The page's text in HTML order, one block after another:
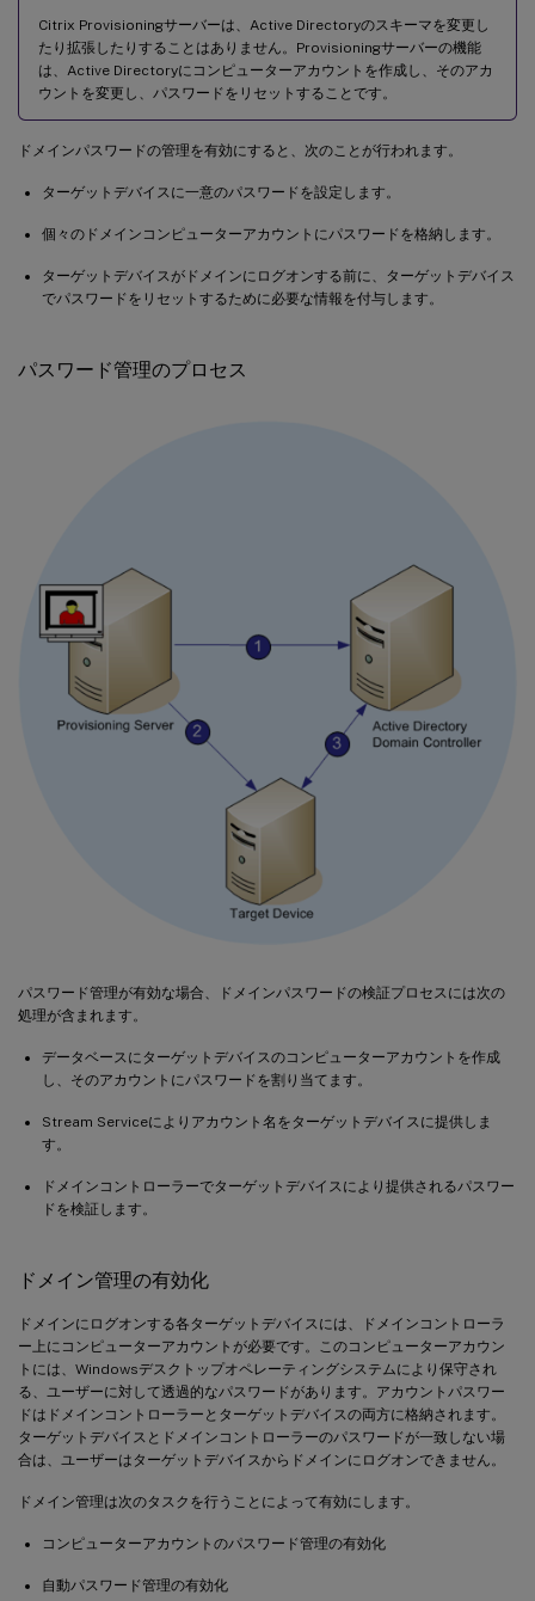
Citrix Provisioningサーバーは、Active Directoryのスキーマを変更し
たり拡張したりすることはありません。Provisioningサーバーの機能
は、Active Directoryにコンピューターアカウントを作成し、そのアカ
ウントを変更し、パスワードをリセットすることです。
ドメインパスワードの管理を有効にすると、次のことが行われます。
ターゲットデバイスに一意のパスワードを設定します。
個々のドメインコンピューターアカウントにパスワードを格納します。
ターゲットデバイスがドメインにログオンする前に、ターゲットデバイス
でパスワードをリセットするために必要な情報を付与します。
パスワード管理のプロセス
パスワード管理が有効な場合、ドメインパスワードの検証プロセスには次の
処理が含まれます。
データベースにターゲットデバイスのコンピューターアカウントを作成
し、そのアカウントにパスワードを割り当てます。
Stream Serviceによりアカウント名をターゲットデバイスに提供しま
す。
ドメインコントローラーでターゲットデバイスにより提供されるパスワー
ドを検証します。
ドメイン管理の有効化
ドメインにログオンする各ターゲットデバイスには、ドメインコントローラ
ー上にコンピューターアカウントが必要です。このコンピューターアカウン
トには、Windowsデスクトップオペレーティングシステムにより保守され
る、ユーザーに対して透過的なパスワードがあります。アカウントパスワー
ドはドメインコントローラーとターゲットデバイスの両方に格納されます。
ターゲットデバイスとドメインコントローラーのパスワードが一致しない場
合は、ユーザーはターゲットデバイスからドメインにログオンできません。
ドメイン管理は次のタスクを行うことによって有効にします。
コンピューターアカウントのパスワード管理の有効化
自動パスワード管理の有効化